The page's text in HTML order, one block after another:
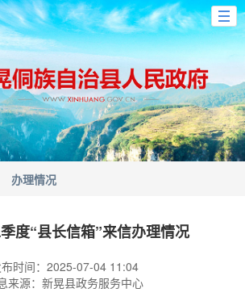
办理情况
度“县长信箱”来信办理情况
时间：2025-07-04 11:04
来源：新晃县政务服务中心